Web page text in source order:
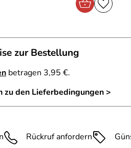
zur Bestellung
betragen 3,95 €.
den Lieferbedingungen >
Rückruf anfordern